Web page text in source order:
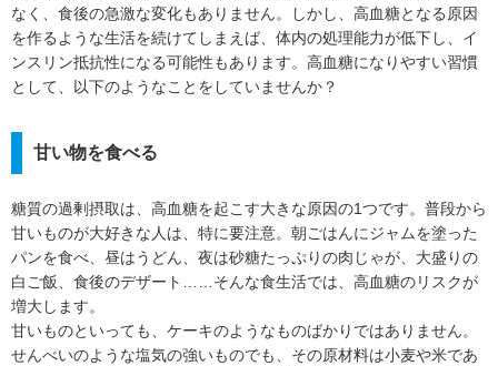
なく、食後の急激な変化もありません。しかし、高血糖となる原因
を作るような生活を続けてしまえば、体内の処理能力が低下し、イ
ンスリン抵抗性になる可能性もあります。高血糖になりやすい習慣
として、以下のようなことをしていませんか？
甘い物を食べる
糖質の過剰摂取は、高血糖を起こす大きな原因の1つです。普段から
甘いものが大好きな人は、特に要注意。朝ごはんにジャムを塗った
パンを食べ、昼はうどん、夜は砂糖たっぷりの肉じゃが、大盛りの
白ご飯、食後のデザート……そんな食生活では、高血糖のリスクが
増大します。
甘いものといっても、ケーキのようなものばかりではありません。
せんべいのような塩気の強いものでも、その原材料は小麦や米であ